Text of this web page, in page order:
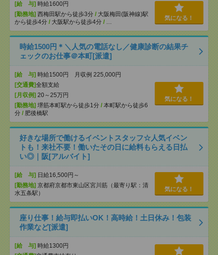
[給 与] 時給1600円
[勤務地] 西梅田駅から徒歩3分 / 大阪梅田(阪神線)駅
から徒歩4分 / 大阪駅から徒歩4分 / …
気になる！
時給1500円＊＼人気の電話なし／健康診断の結果チ
ェックのお仕事＠本町[派遣]
[給 与] 時給1500円 月収例 225,000円
[交通費]全額支給
[月収例] 20～25万円
[勤務地] 堺筋本町駅から徒歩1分 / 本町駅から徒歩6
分 / 肥後橋駅
気になる！
好きな場所で働けるイベントスタッフ☆人気イベン
トも！来社不要！働いたその日に給料もらえる日払
い◎｜阪[アルバイト]
[給 与] 日給16,500円～
[勤務地] 京都府京都市東山区宮川筋（最寄り駅：清
水五条駅）
気になる！
座り仕事！給与即払いOK！高時給！土日休み！包装
作業など[派遣]
[給 与] 時給1300円